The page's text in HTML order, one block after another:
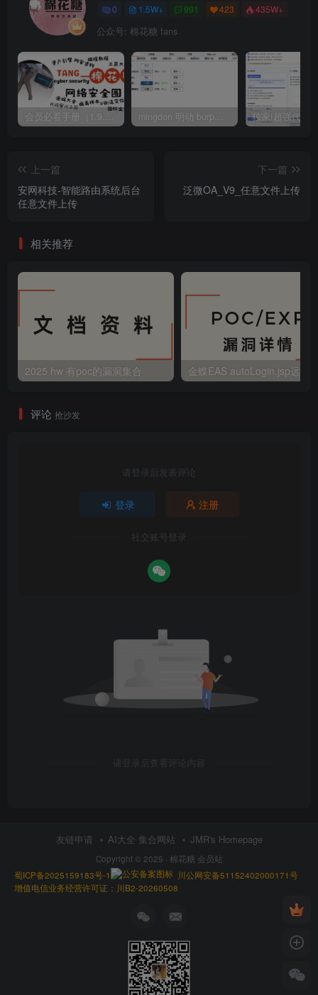
0 1.5W+ 991 423 435W+
公众号: 棉花糖 fans
会员必看手册（1.9.0版本 26.4.5更新） mingdon 明动 burp插件0.2.6版本 本地时间校验去除版
上一篇
安网科技-智能路由系统后台
任意文件上传
下一篇
泛微OA_V9_任意文件上传
相关推荐
2025 hw 有poc的漏洞集合
评论 抢沙发
请登录后发表评论
登录 注册
社交账号登录
请登录后查看评论内容
友链申请 AI大全 集合网站 JMR's Homepage
Copyright © 2025 · 棉花糖 会员站
蜀ICP备2025159183号-1
川公网安备51152402000171号
增值电信业务经营许可证：川B2-20260508